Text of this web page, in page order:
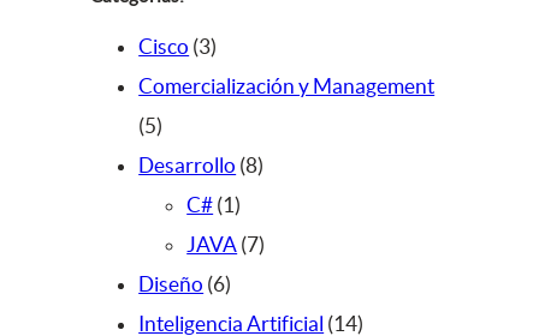
Cisco 33
p
o
d
u
c
t
Comercialización y Management
55
p
o
d
u
Desarrollo 88
r
d
C# 11
p
o
JAVA 77
r
Diseño 66
p
Inteligencia Artificial 141